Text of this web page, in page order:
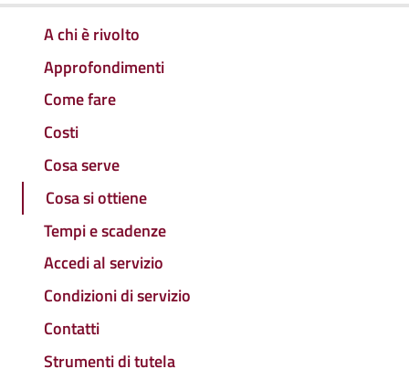
A chi è rivolto
Approfondimenti
Come fare
Costi
Cosa serve
Cosa si ottiene
Tempi e scadenze
Accedi al servizio
Condizioni di servizio
Contatti
Strumenti di tutela